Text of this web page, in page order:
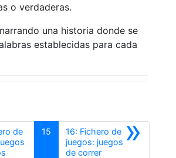
o verdaderas.
una historia donde se
establecidas para cada
de
15 »
16: Fichero de
juegos: juegos
de correrSiguiente